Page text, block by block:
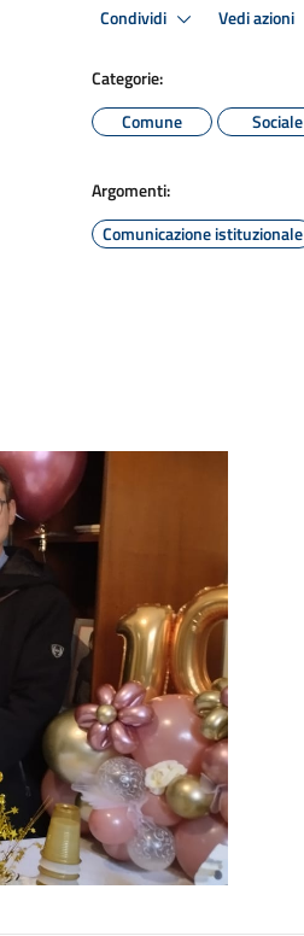
Condividi Vedi azioni
Categorie:
Comune
Sociale
Argomenti:
Comunicazione istituzionale